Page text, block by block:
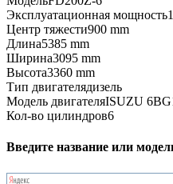
Эксплуатационная мощность
Центр тяжести900 mm
Длина5385 mm
Ширина3095 mm
Высота3360 mm
Тип двигателядизель
Модель двигателяISUZU
Кол-во цилиндров6
Введите название или